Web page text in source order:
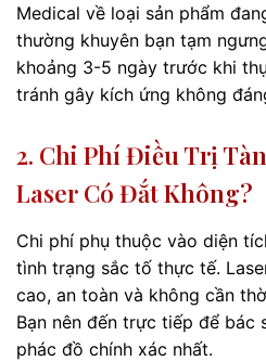
Medical về loại sản phẩm
thường khuyên bạn tạm
khoảng 3-5 ngày trước khi
tránh gây kích ứng không
2. Chi Phí Điều Trị
Laser Có Đắt Không?
Chi phí phụ thuộc vào diện
tình trạng sắc tố thực tế.
cao, an toàn và không cần
Bạn nên đến trực tiếp để bác
phác đồ chính xác nhất.